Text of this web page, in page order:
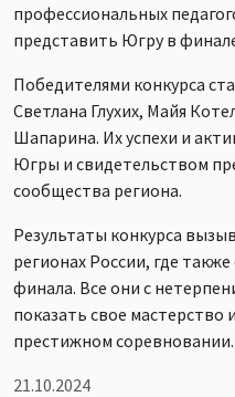
профессиональных
представить Югру в
Победителями конкурса
Светлана Глухих, Майя
Шапарина. Их успехи и
Югры и свидетельством
сообщества региона.
Результаты конкурса
регионах России, где
финала. Все они с
показать свое мастерство
престижном соревновании.
21.10.2024